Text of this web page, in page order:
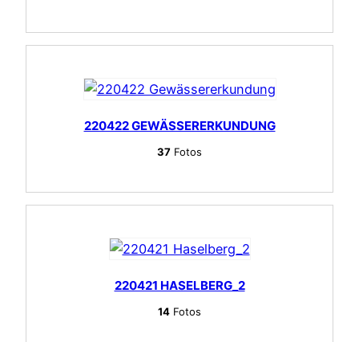
220422 GEWÄSSERERKUNDUNG
37 Fotos
220421 HASELBERG_2
14 Fotos